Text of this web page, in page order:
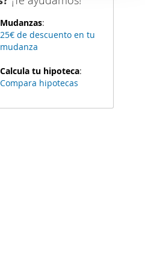
Mudanzas:
25€ de descuento en tu
mudanza
Calcula tu hipoteca:
Compara hipotecas